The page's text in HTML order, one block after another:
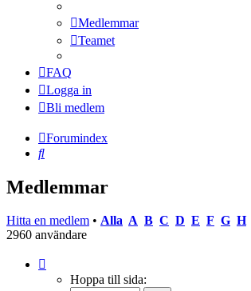
Medlemmar
Teamet
FAQ
Logga in
Bli medlem
Forumindex
Sök
Medlemmar
Hitta en medlem • Alla A B C D E F G H
2960 användare
Hoppa till sida: